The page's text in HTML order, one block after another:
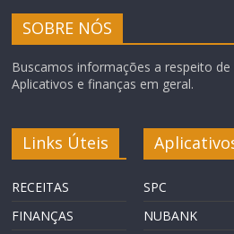
SOBRE NÓS
Buscamos informações a respeito
Aplicativos e finanças em geral.
Links Úteis
RECEITAS
FINANÇAS
SPC
NUBANK